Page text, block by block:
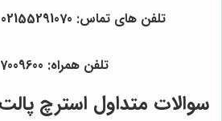
تلفن های تماس: 02155291070 - 02155291071
تلفن همراه: 09127009600
سوالات متداول استرچ